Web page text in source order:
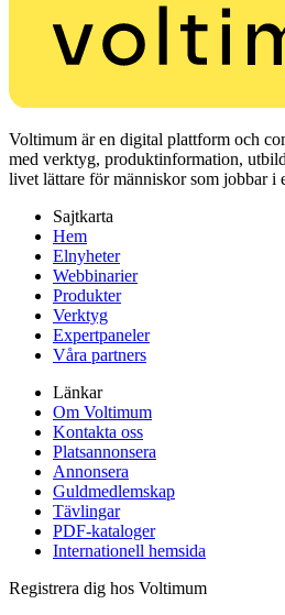
Voltimum är en digital plattform och
med verktyg, produktinformation,
livet lättare för människor som jobbar i
Sajtkarta
Hem
Elnyheter
Webbinarier
Produkter
Verktyg
Expertpaneler
Våra partners
Länkar
Om Voltimum
Kontakta oss
Platsannonsera
Annonsera
Guldmedlemskap
Tävlingar
PDF-kataloger
Internationell hemsida
Registrera dig hos Voltimum